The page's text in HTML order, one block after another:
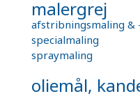
malergrej
afstribningsmaling &
specialmaling
spraymaling
oliemål,